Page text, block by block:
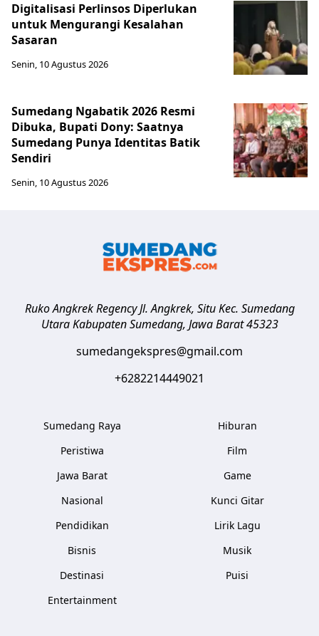
Digitalisasi Perlinsos Diperlukan
untuk Mengurangi Kesalahan
Sasaran
Senin, 10 Agustus 2026
Sumedang Ngabatik 2026 Resmi
Dibuka, Bupati Dony: Saatnya
Sumedang Punya Identitas Batik
Sendiri
Senin, 10 Agustus 2026
Ruko Angkrek Regency Jl. Angkrek, Situ Kec. Sumedang
Utara Kabupaten Sumedang, Jawa Barat 45323
sumedangekspres@gmail.com
+6282214449021
Sumedang Raya
Peristiwa
Jawa Barat
Nasional
Pendidikan
Bisnis
Destinasi
Entertainment
Hiburan
Film
Game
Kunci Gitar
Lirik Lagu
Musik
Puisi